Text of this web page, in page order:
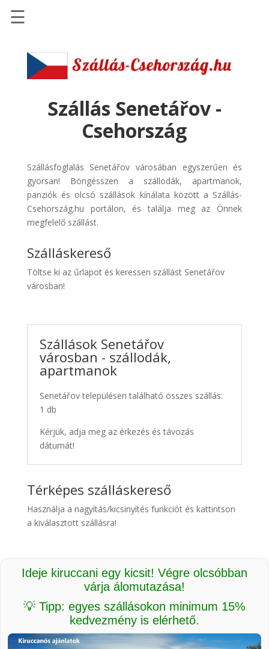
Szállások
Szállásinfo.eu
pénzvisszatérítéssel
Discover
Cars
Transzfer
Kiwi
Taxi
☰
Szállás Senetářov -
Csehország
Szállásfoglalás Senetářov városában egyszerűen és
gyorsan! Böngésszen a szállodák, apartmanok,
panziók és olcsó szállások kínálata között a Szállás-
Csehország.hu portálon, és találja meg az Önnek
megfelelő szállást.
Szálláskereső
Töltse ki az űrlapot és keressen szállást Senetářov
városban!
Szállások Senetářov
városban - szállodák,
apartmanok
Senetářov településen található összes szállás:
1 db
Kérjük, adja meg az érkezés és távozás
dátumát!
Térképes szálláskereső
Használja a nagyítás/kicsinyítés funkciót és kattintson
a kiválasztott szállásra!
Ideje kiruccani egy kicsit! Végre olcsóbban
várja álomutazása!
💡 Tipp: egyes szállásokon minimum 15%
kedvezmény is elérhető.